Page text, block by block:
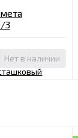
3
Нет в наличии